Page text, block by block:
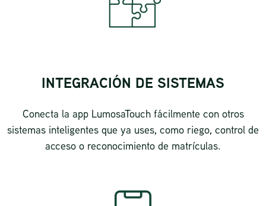
INTEGRACIÓN DE SISTEMAS
Conecta la app LumosaTouch fácilmente con otros
sistemas inteligentes que ya uses, como riego, control de
acceso o reconocimiento de matrículas.